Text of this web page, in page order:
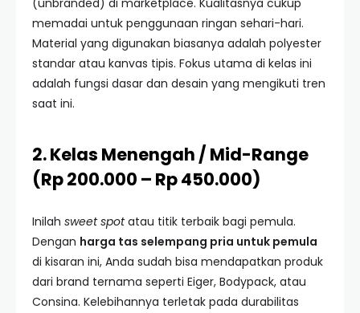
(unbranded) di marketplace. Kualitasnya cukup
memadai untuk penggunaan ringan sehari-hari.
Material yang digunakan biasanya adalah polyester
standar atau kanvas tipis. Fokus utama di kelas ini
adalah fungsi dasar dan desain yang mengikuti tren
saat ini.
2. Kelas Menengah / Mid-Range
(Rp 200.000 – Rp 450.000)
Inilah sweet spotatau titik terbaik bagi pemula.
Dengan harga tas selempang pria untuk pemula
di kisaran ini, Anda sudah bisa mendapatkan produk
dari brand ternama seperti Eiger, Bodypack, atau
Consina. Kelebihannya terletak pada durabilitas